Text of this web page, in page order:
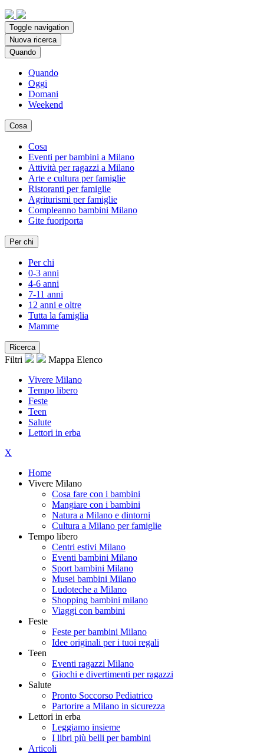
Toggle navigation
Nuova ricerca
Quando
Quando
Oggi
Domani
Weekend
Cosa
Cosa
Eventi per bambini a Milano
Attività per ragazzi a Milano
Arte e cultura per famiglie
Ristoranti per famiglie
Agriturismi per famiglie
Compleanno bambini Milano
Gite fuoriporta
Per chi
Per chi
0-3 anni
4-6 anni
7-11 anni
12 anni e oltre
Tutta la famiglia
Mamme
Ricerca
Filtri Mappa Elenco
Vivere Milano
Tempo libero
Feste
Teen
Salute
Lettori in erba
X
Home
Vivere Milano
Cosa fare con i bambini
Mangiare con i bambini
Natura a Milano e dintorni
Cultura a Milano per famiglie
Tempo libero
Centri estivi Milano
Eventi bambini Milano
Sport bambini Milano
Musei bambini Milano
Ludoteche a Milano
Shopping bambini milano
Viaggi con bambini
Feste
Feste per bambini Milano
Idee originali per i tuoi regali
Teen
Eventi ragazzi Milano
Giochi e divertimenti per ragazzi
Salute
Pronto Soccorso Pediatrico
Partorire a Milano in sicurezza
Lettori in erba
Leggiamo insieme
I libri più belli per bambini
Articoli